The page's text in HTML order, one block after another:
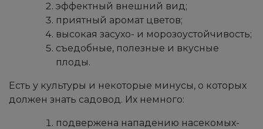
эффектный внешний вид;
приятный аромат цветов;
высокая засухо- и морозоустойчивость;
съедобные, полезные и вкусные
плоды.
Есть у культуры и некоторые минусы, о которых
должен знать садовод. Их немного:
подвержена нападению насекомых-